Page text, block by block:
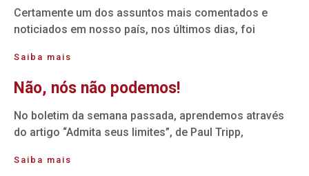
Certamente um dos assuntos mais comentados e
noticiados em nosso país, nos últimos dias, foi
Saiba mais
Não, nós não podemos!
No boletim da semana passada, aprendemos através
do artigo “Admita seus limites”, de Paul Tripp,
Saiba mais